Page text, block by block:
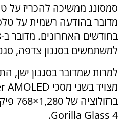
סמסונג ממשיכה להכריז על
מדובר בהודעה רשמית על
בחודשים האחרונים. מדובר ב-
למשתמשים בסגנון צדפה,
למרות שמדובר בסגנון ישן,
מצויד בשני מסכי
ברזולוציה של 1,280×768 פיקסלים ועם כיסוי הגנה
Gorilla Glass 4
.